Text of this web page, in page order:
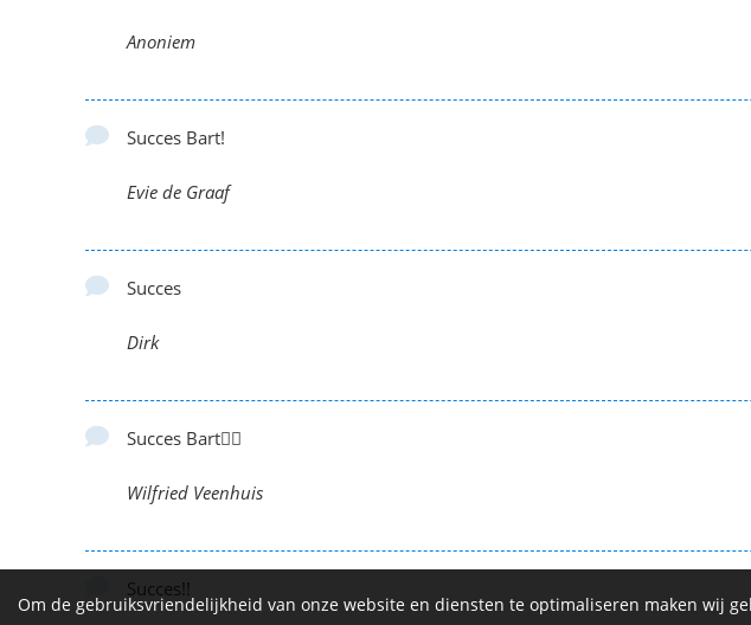
Anoniem
Succes Bart!
Evie de Graaf
Succes
Dirk
Succes Bart🚴‍♂️
Wilfried Veenhuis
Succes!!
Om de gebruiksvriendelijkheid van onze website en diensten te optimaliseren maken wij